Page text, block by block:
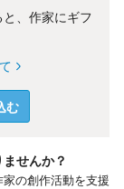
、作家にギフ
む
せんか？
の創作活動を支援